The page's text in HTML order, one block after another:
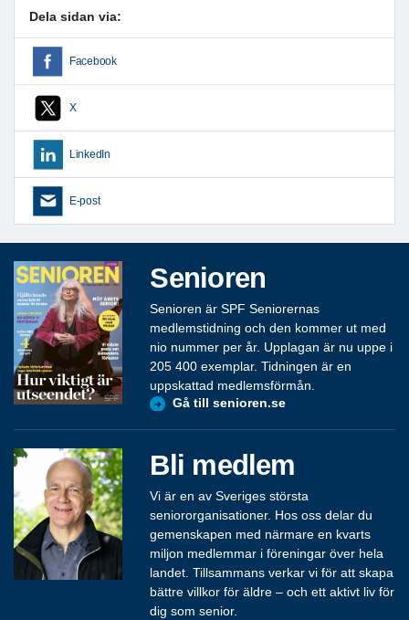
Dela sidan via:
Facebook
X
LinkedIn
E-post
Senioren
Senioren är SPF Seniorernas
medlemstidning och den kommer ut med
nio nummer per år. Upplagan är nu uppe i
205 400 exemplar. Tidningen är en
uppskattad medlemsförmån.
Gå till senioren.se
Bli medlem
Vi är en av Sveriges största
seniororganisationer. Hos oss delar du
gemenskapen med närmare en kvarts
miljon medlemmar i föreningar över hela
landet. Tillsammans verkar vi för att skapa
bättre villkor för äldre – och ett aktivt liv för
dig som senior.